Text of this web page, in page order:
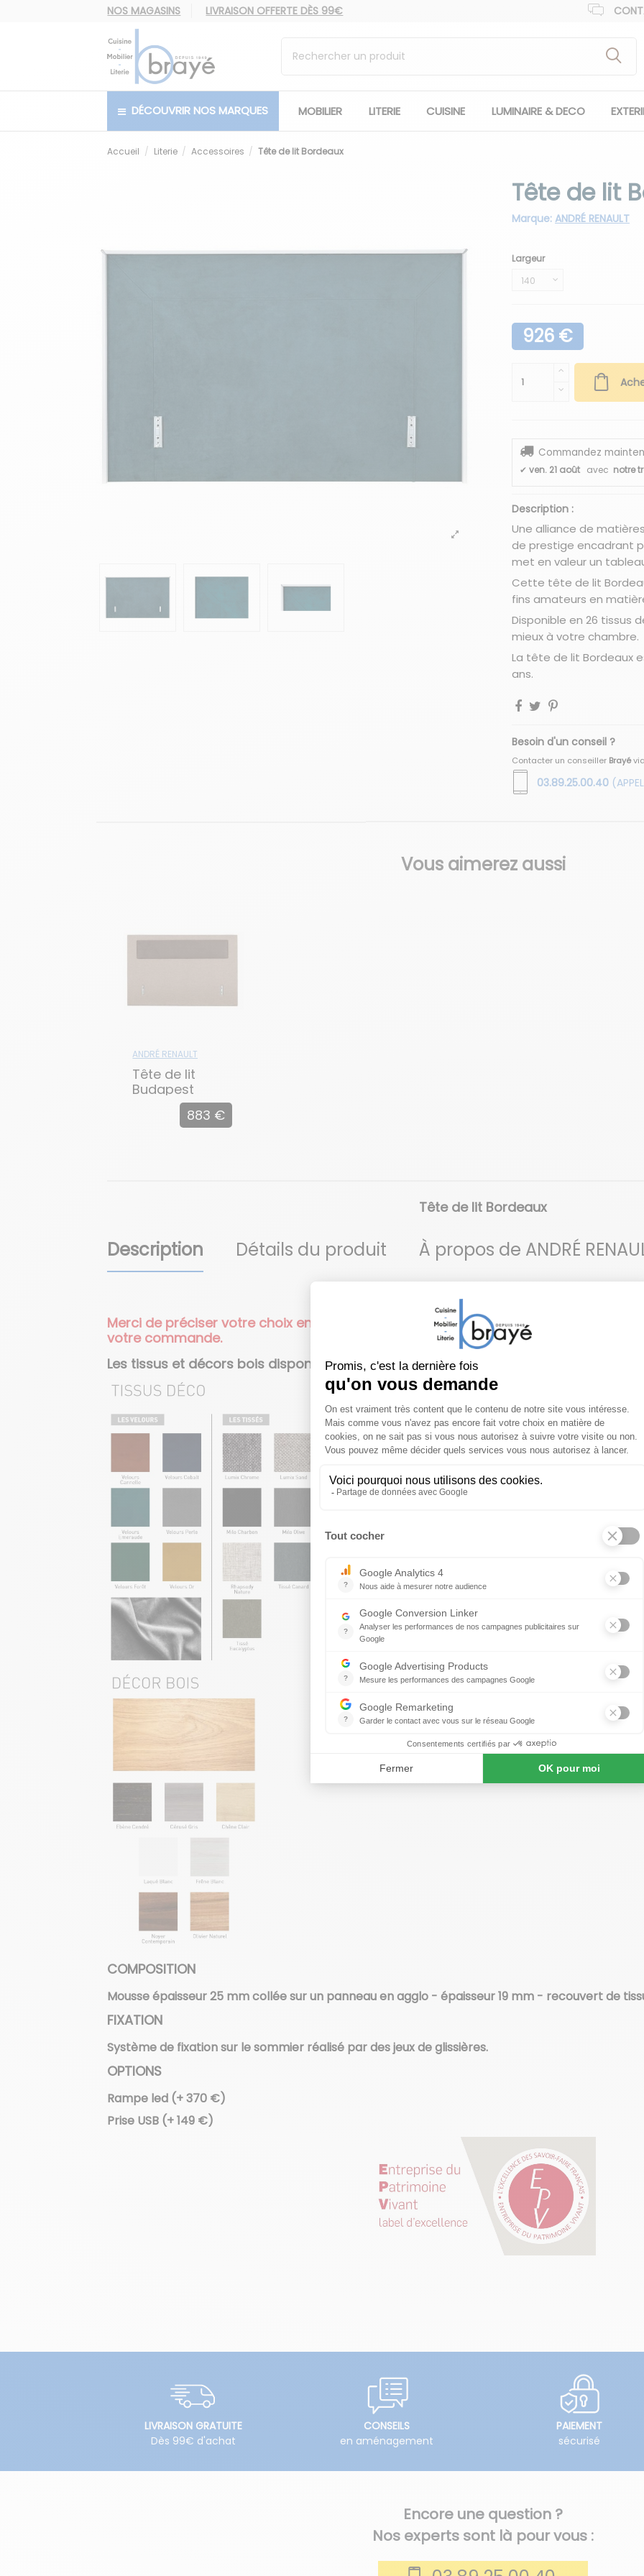
NOS MAGASINS LIVRAISON OFFERTE DÈS 99€
DÉCOUVRIR NOS MARQUES MOBILIER LITERIE CUISINE LUMINAIRE & DECO
Accueil Literie Accessoires Tête de lit Bordeaux
Tête de lit
Marque: ANDRÉ RENAULT
Largeur
926 €
Commandez
✔ ven. 21 août avec notre
Description :
Une alliance de
de prestige encadrant
met en valeur un
Cette tête de lit
fins amateurs en
Disponible en 26 tissus
mieux à votre chambre.
La tête de lit Bordeaux
ans.
Besoin d'un conseil ?
Contacter un conseiller Brayé
03.89.25.00.40
Vous aimerez aussi
ANDRÉ RENAULT
Tête de lit
Budapest
883 €
Tête de lit Bordeaux
Description Détails du produit À propos de ANDRÉ
Merci de préciser votre choix en termes de tissus déco, d'encadrement décors
votre commande.
Les tissus et décors bois disponibles :
COMPOSITION
Mousse épaisseur 25 mm collée sur un panneau en agglo - épaisseur 19 mm - recouvert de
FIXATION
Système de fixation sur le sommier réalisé par des jeux de glissières.
OPTIONS
Rampe led (+ 370 €)
Prise USB (+ 149 €)
Encore une question ?
Nos experts sont là pour vous :
LIVRAISON GRATUITE
Dès 99€ d'achat
CONSEILS
en aménagement
PAIEMENT
sécurisé